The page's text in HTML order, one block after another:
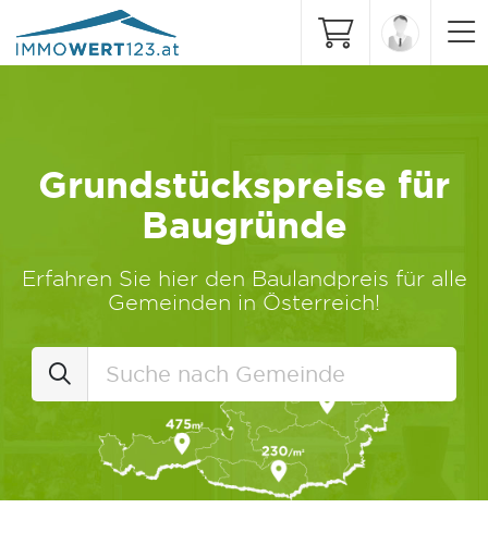
Grundstückspreise für
Baugründe
Erfahren Sie hier den Baulandpreis für alle
Gemeinden in Österreich!